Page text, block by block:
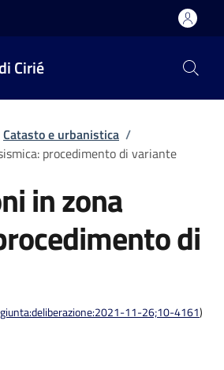
Cirié
Catasto e urbanistica /
procedimento di variante
in zona
di
11-26;10-4161)